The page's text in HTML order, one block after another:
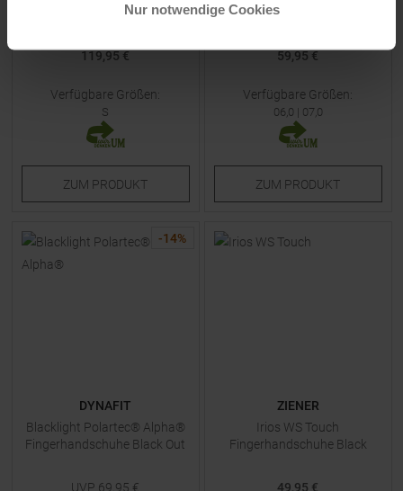
Nur notwendige Cookies
Fingerhandschuhe Black
119,95 €
Verfügbare Größen:
S
ZUM PRODUKT
Fingerhandschuhe Black
59,95 €
Verfügbare Größen:
06,0 | 07,0
ZUM PRODUKT
-14%
DYNAFIT
Blacklight Polartec® Alpha®
Fingerhandschuhe Black Out
UVP 69,95 €
ZIENER
Irios WS Touch
Fingerhandschuhe Black
49,95 €